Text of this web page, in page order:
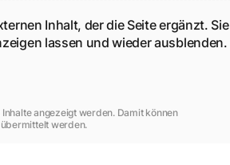
Inhalt, der die Seite ergänzt. Sie
lassen und wieder ausblenden.
angezeigt werden. Damit können
werden.